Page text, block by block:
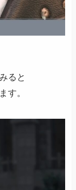
ると
す。